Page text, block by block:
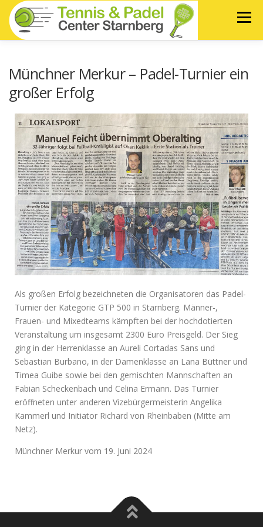
Menü
PREISE
LA SPORTIVA
SPONSOREN
Münchner Merkur – Padel-Turnier ein
großer Erfolg
Als großen Erfolg bezeichneten die Organisatoren das Padel-
Turnier der Kategorie GTP 500 in Starnberg. Männer-,
Frauen- und Mixedteams kämpften bei der hochdotierten
Veranstaltung um insgesamt 2300 Euro Preisgeld. Der Sieg
ging in der Herrenklasse an Aureli Cortadas Sans und
Sebastian Burbano, in der Damenklasse an Lana Büttner und
Timea Guibe sowie bei den gemischten Mannschaften an
Fabian Scheckenbach und Celina Ermann. Das Turnier
eröffneten unter anderen Vizebürgermeisterin Angelika
Kammerl und Initiator Richard von Rheinbaben (Mitte am
Netz).
Münchner Merkur vom 19. Juni 2024